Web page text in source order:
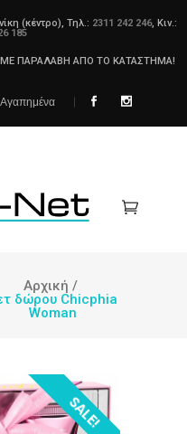
(κέντρο), Τηλ.: 2311 242 246, Κιν.:
185
ΜΕ ΠΑΡΑΛΑΒΗ ΑΠΟ ΤΟ ΚΑΤΑΣΤΗΜΑ!
Αγαπημένα
Αρχική /
δώρου Chicphia
Woman
SALE!